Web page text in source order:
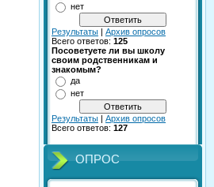
нет
Результаты
Архив опросов
Всего ответов: 125
Посоветуете ли вы школу
своим родственникам и
знакомым?
да
нет
Результаты
Архив опросов
Всего ответов: 127
ОПРОС